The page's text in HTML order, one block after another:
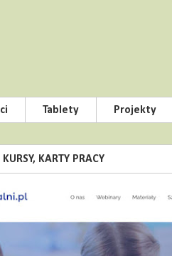
Tablety Projekty
KARTY PRACY